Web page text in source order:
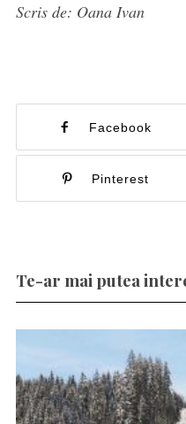
Scris de: Oana Ivan
Facebook
Pinterest
Te-ar mai putea